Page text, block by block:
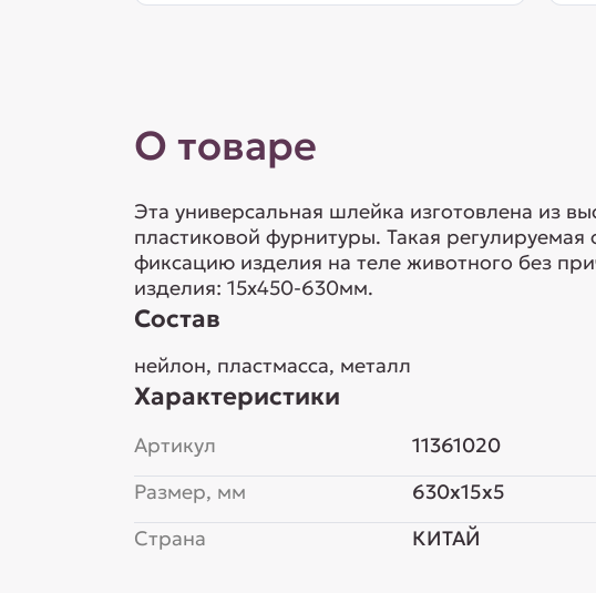
О товаре
Эта универсальная шлейка изготовлена из
пластиковой фурнитуры. Такая
фиксацию изделия на теле животного без
изделия: 15х450-630мм.
Состав
нейлон, пластмасса, металл
Характеристики
Артикул
11361020
Размер, мм
630x15x5
Страна
КИТАЙ